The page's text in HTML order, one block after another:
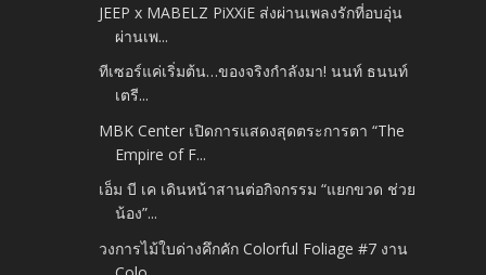
JEEP x MABELZ PiXXiE ส่งผ่านเพลงรักที่อบอุ่น
ผ่านเพ...
ทีเซอร์แค่เริ่มต้น…ของจริงกำลังมา! นนท์ ธนนท์
เตรี...
MBK Center เปิดการแสดงสุดตระการตา “The
Empire of F...
เอ็ม บี เค เดินหน้าสานต่อกิจกรรม “แยกขวด ช่วย
น้อง”...
วงการไม้ใบด่างคึกคัก Colorful Foliage #7 งาน